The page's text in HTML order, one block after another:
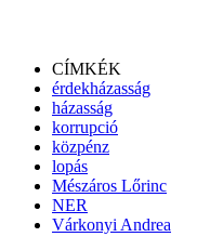
CÍMKÉK
érdekházasság
házasság
korrupció
közpénz
lopás
Mészáros Lőrinc
NER
Várkonyi Andrea